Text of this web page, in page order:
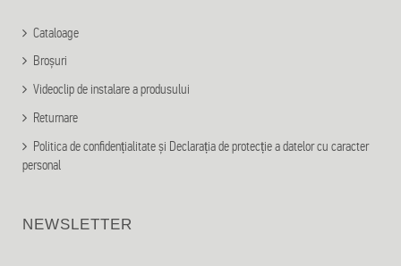
Cataloage
Broșuri
Videoclip de instalare a produsului
Returnare
Politica de confidențialitate și Declarația de protecție a datelor cu caracter
personal
NEWSLETTER